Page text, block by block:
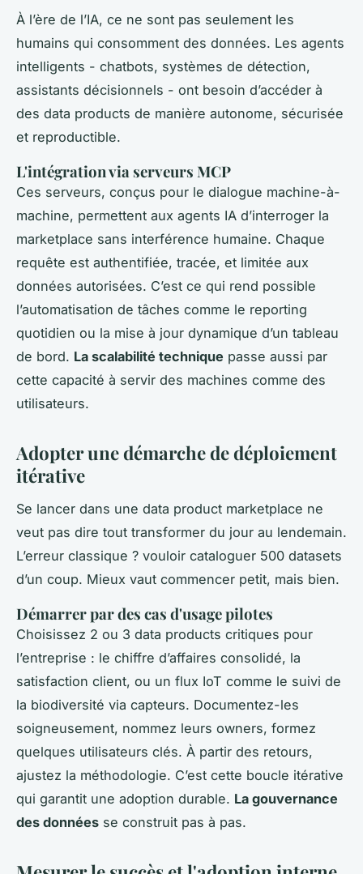
À l’ère de l’IA, ce ne sont pas seulement les
humains qui consomment des données. Les agents
intelligents - chatbots, systèmes de détection,
assistants décisionnels - ont besoin d’accéder à
des data products de manière autonome, sécurisée
et reproductible.
L'intégration via serveurs MCP
Ces serveurs, conçus pour le dialogue machine-à-
machine, permettent aux agents IA d’interroger la
marketplace sans interférence humaine. Chaque
requête est authentifiée, tracée, et limitée aux
données autorisées. C’est ce qui rend possible
l’automatisation de tâches comme le reporting
quotidien ou la mise à jour dynamique d’un tableau
de bord. La scalabilité technique passe aussi par
cette capacité à servir des machines comme des
utilisateurs.
Adopter une démarche de déploiement
itérative
Se lancer dans une data product marketplace ne
veut pas dire tout transformer du jour au lendemain.
L’erreur classique ? vouloir cataloguer 500 datasets
d’un coup. Mieux vaut commencer petit, mais bien.
Démarrer par des cas d'usage pilotes
Choisissez 2 ou 3 data products critiques pour
l’entreprise : le chiffre d’affaires consolidé, la
satisfaction client, ou un flux IoT comme le suivi de
la biodiversité via capteurs. Documentez-les
soigneusement, nommez leurs owners, formez
quelques utilisateurs clés. À partir des retours,
ajustez la méthodologie. C’est cette boucle itérative
qui garantit une adoption durable. La gouvernance
des données se construit pas à pas.